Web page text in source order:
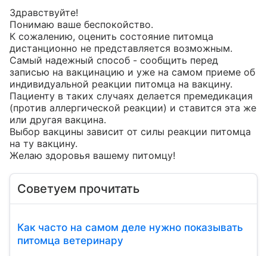
Здравствуйте!
Понимаю ваше беспокойство.
К сожалению, оценить состояние питомца
дистанционно не представляется возможным.
Самый надежный способ - сообщить перед
записью на вакцинацию и уже на самом приеме об
индивидуальной реакции питомца на вакцину.
Пациенту в таких случаях делается премедикация
(против аллергической реакции) и ставится эта же
или другая вакцина.
Выбор вакцины зависит от силы реакции питомца
на ту вакцину.
Желаю здоровья вашему питомцу!
Советуем прочитать
Как часто на самом деле нужно показывать
питомца ветеринару